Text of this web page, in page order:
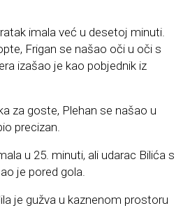
imala već u desetoj minuti.
Frigan se našao oči u oči s
izašao je kao pobjednik iz
za goste, Plehan se našao u
precizan.
u 25. minuti, ali udarac Bilića s
je pored gola.
je gužva u kaznenom prostoru